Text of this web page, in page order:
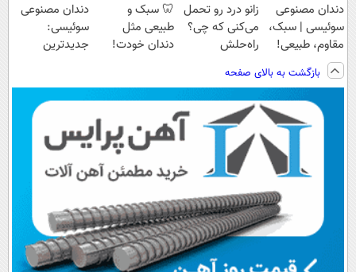
دندان مصنوعی
سوئیسی | سبک،
مقاوم، طبیعی!
ویزیت
رایگان+پرداخت
اقساطی😍
زانو درد رو تحمل
می‌کنی که چی؟
راه‌حلش
🦷 سبک و
طبیعی مثل
دندان خودت!
💳 📍 تهران
دندان مصنوعی
سوئیسی:
جدیدترین
پرداخت قسطی
بازگشت به بالای صفحه